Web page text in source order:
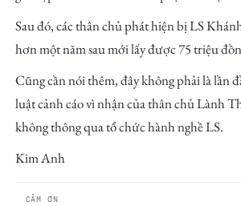
Sau đó, các thân chủ phát hiện bị LS
hơn một năm sau mới lấy được 75 triệu
Cũng cần nói thêm, đây không phải là
luật cảnh cáo vì nhận của thân chủ Lành
không thông qua tổ chức hành nghề LS.
Kim Anh
CẢM ƠN